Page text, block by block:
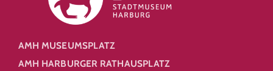
AMH MUSEUMSPLATZ
AMH HARBURGER RATHAUSPLATZ